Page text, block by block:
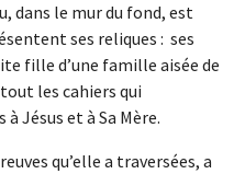
dans le mur du fond, est
ses reliques : ses
fille d’une famille aisée de
les cahiers qui
Jésus et à Sa Mère.
qu’elle a traversées, a